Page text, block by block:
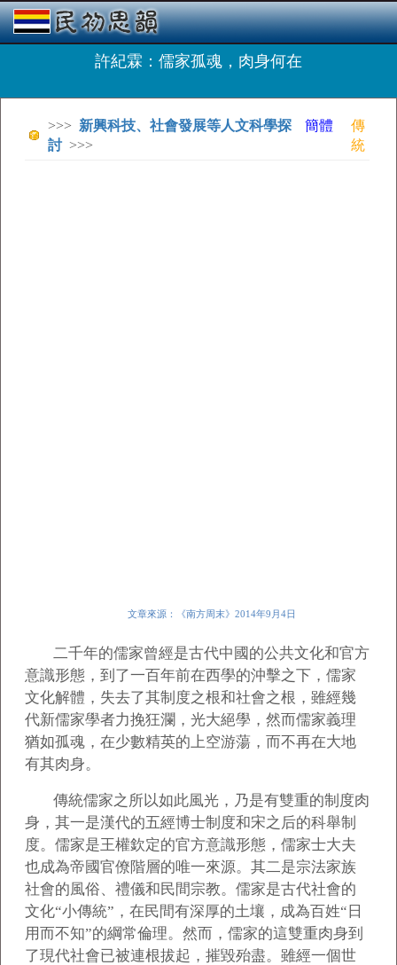
許紀霖：儒家孤魂，肉身何在
>>> 新興科技、社會發展等人文科學探
討>>>
簡體
傳
統
文章來源：《南方周末》2014年9月4日
二千年的儒家曾經是古代中國的公共文化和官方
意識形態，到了一百年前在西學的沖擊之下，儒家
文化解體，失去了其制度之根和社會之根，雖經幾
代新儒家學者力挽狂瀾，光大絕學，然而儒家義理
猶如孤魂，在少數精英的上空游蕩，而不再在大地
有其肉身。
傳統儒家之所以如此風光，乃是有雙重的制度肉
身，其一是漢代的五經博士制度和宋之后的科舉制
度。儒家是王權欽定的官方意識形態，儒家士大夫
也成為帝國官僚階層的唯一來源。其二是宗法家族
社會的風俗、禮儀和民間宗教。儒家是古代社會的
文化“小傳統”，在民間有深厚的土壤，成為百姓“日
用而不知”的綱常倫理。然而，儒家的這雙重肉身到
了現代社會已被連根拔起，摧毀殆盡。雖經一個世